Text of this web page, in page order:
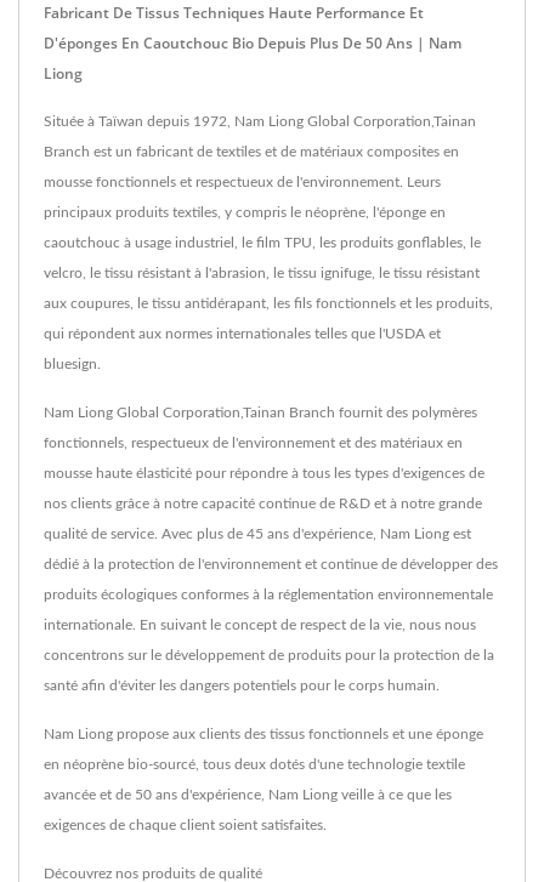
Fabricant De Tissus Techniques Haute Performance Et
D'éponges En Caoutchouc Bio Depuis Plus De 50 Ans | Nam
Liong
Située à Taïwan depuis 1972, Nam Liong Global Corporation,Tainan
Branch est un fabricant de textiles et de matériaux composites en
mousse fonctionnels et respectueux de l'environnement. Leurs
principaux produits textiles, y compris le néoprène, l'éponge en
caoutchouc à usage industriel, le film TPU, les produits gonflables, le
velcro, le tissu résistant à l'abrasion, le tissu ignifuge, le tissu résistant
aux coupures, le tissu antidérapant, les fils fonctionnels et les produits,
qui répondent aux normes internationales telles que l'USDA et
bluesign.
Nam Liong Global Corporation,Tainan Branch fournit des polymères
fonctionnels, respectueux de l'environnement et des matériaux en
mousse haute élasticité pour répondre à tous les types d'exigences de
nos clients grâce à notre capacité continue de R&D et à notre grande
qualité de service. Avec plus de 45 ans d'expérience, Nam Liong est
dédié à la protection de l'environnement et continue de développer des
produits écologiques conformes à la réglementation environnementale
internationale. En suivant le concept de respect de la vie, nous nous
concentrons sur le développement de produits pour la protection de la
santé afin d'éviter les dangers potentiels pour le corps humain.
Nam Liong propose aux clients des tissus fonctionnels et une éponge
en néoprène bio-sourcé, tous deux dotés d'une technologie textile
avancée et de 50 ans d'expérience, Nam Liong veille à ce que les
exigences de chaque client soient satisfaites.
Découvrez nos produits de qualité